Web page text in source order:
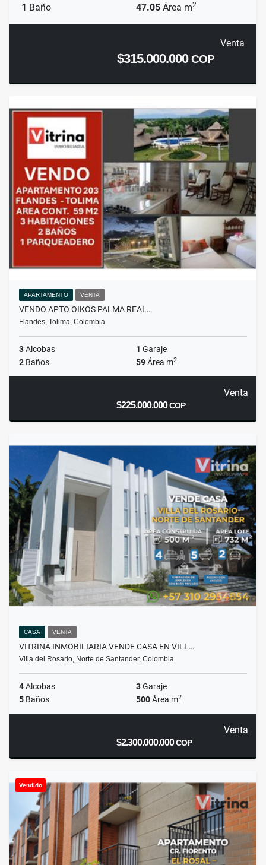
1 Baño 47.05 Área m2
Venta
$315.000.000COP
APARTAMENTO VENTA
VENDO APTO OIKOS PALMA REAL…
Flandes, Tolima, Colombia
3Alcobas 1 Garaje
2 Baños 59Área m2
Venta
$225.000.000COP
CASA VENTA
VITRINA INMOBILIARIA VENDE CASA EN VILL…
Villa del Rosario, Norte de Santander, Colombia
4Alcobas 3Garaje
5 Baños 500Área m2
Venta
$2.300.000.000COP
Vendido